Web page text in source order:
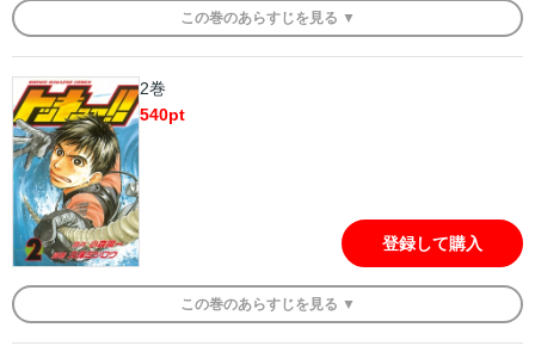
この巻のあらすじを 見る ▼
2巻
540pt
登録して購入
この巻のあらすじを 見る ▼